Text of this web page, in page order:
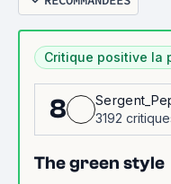
Critique positive la
8
3192
The green style